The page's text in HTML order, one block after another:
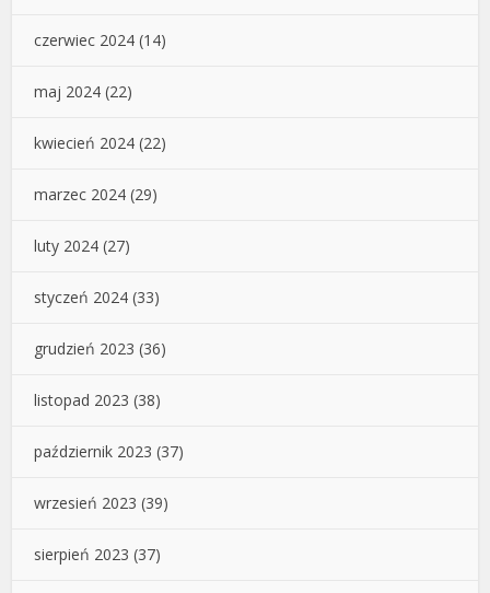
czerwiec 2024 (14)
maj 2024 (22)
kwiecień 2024 (22)
marzec 2024 (29)
luty 2024 (27)
styczeń 2024 (33)
grudzień 2023 (36)
listopad 2023 (38)
październik 2023 (37)
wrzesień 2023 (39)
sierpień 2023 (37)